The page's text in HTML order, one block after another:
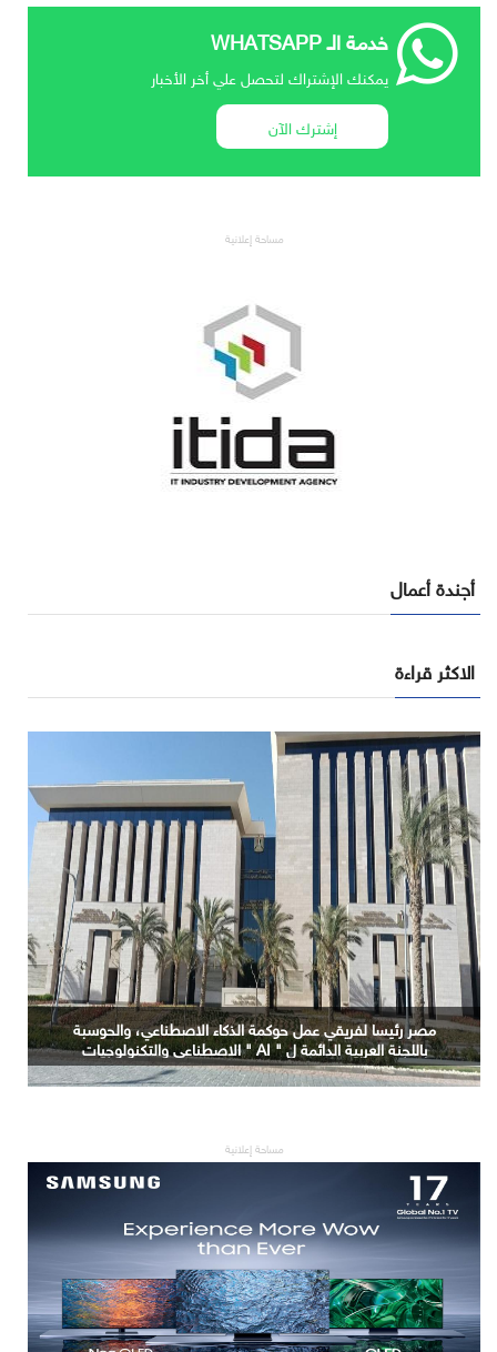
خدمة الـ WHATSAPP
يمكنك الإشتراك لتحصل علي أخر الأخبار
إشترك الآن
مساحة إعلانية
أجندة أعمال
الاكثر قراءة
التعليم العالي: جامعة الدلتا التكنولوجية تحصد المركز الأول
في المؤتمر العلمي الدولي السادس للاتصالات بمشروع
يوظف الذكاء الاصطناعي لتطوير صناعة الكتان
مساحة إعلانية